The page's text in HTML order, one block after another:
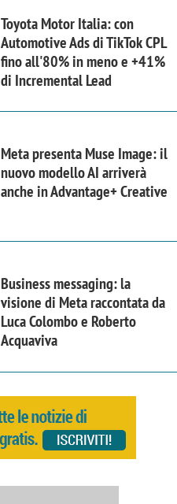
Toyota Motor Italia: con
Automotive Ads di TikTok CPL
fino all'80% in meno e +41%
di Incremental Lead
Meta presenta Muse Image: il
nuovo modello AI arriverà
anche in Advantage+ Creative
Business messaging: la
visione di Meta raccontata da
Luca Colombo e Roberto
Acquaviva